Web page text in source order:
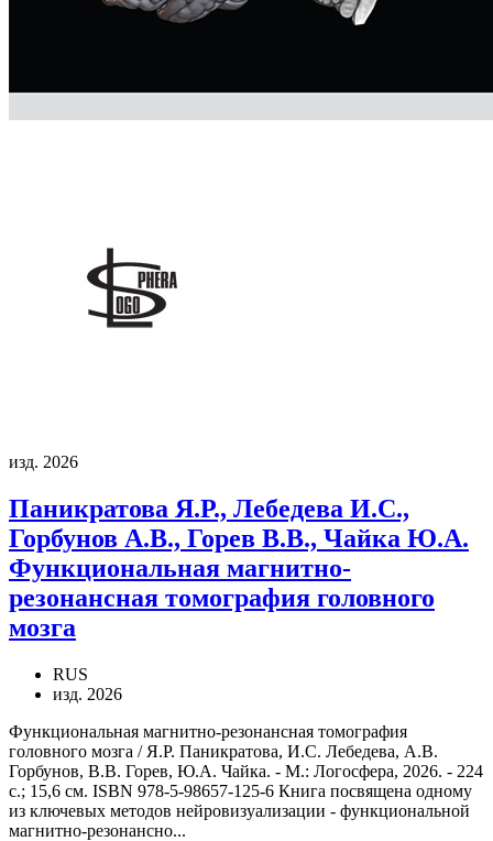
изд. 2026
Паникратова Я.Р., Лебедева И.С.,
Горбунов А.В., Горев В.В., Чайка Ю.А.
Функциональная магнитно-
резонансная томография головного
мозга
RUS
изд. 2026
Функциональная магнитно-резонансная томография
головного мозга / Я.Р. Паникратова, И.С. Лебедева, А.В.
Горбунов, В.В. Горев, Ю.А. Чайка. - М.: Логосфера, 2026. - 224
с.; 15,6 см. ISBN 978-5-98657-125-6 Книга посвящена одному
из ключевых методов нейровизуализации - функциональной
магнитно-резонансно...